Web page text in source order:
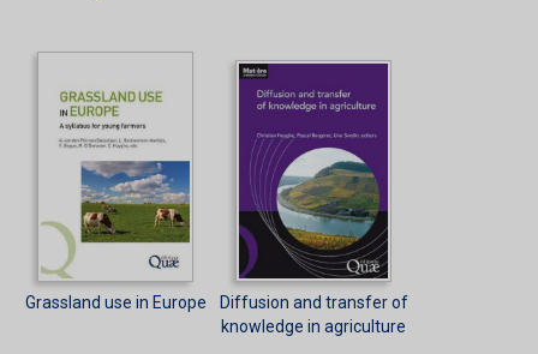
Grassland use in Europe
Diffusion and transfer of
knowledge in agriculture